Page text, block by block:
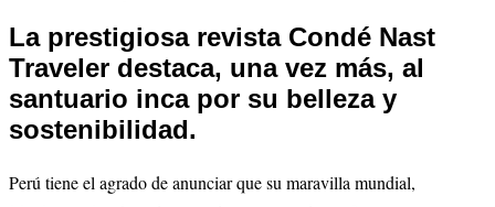
La prestigiosa revista Condé Nast
Traveler destaca, una vez más, al
santuario inca por su belleza y
sostenibilidad.
Perú tiene el agrado de anunciar que su maravilla mundial,